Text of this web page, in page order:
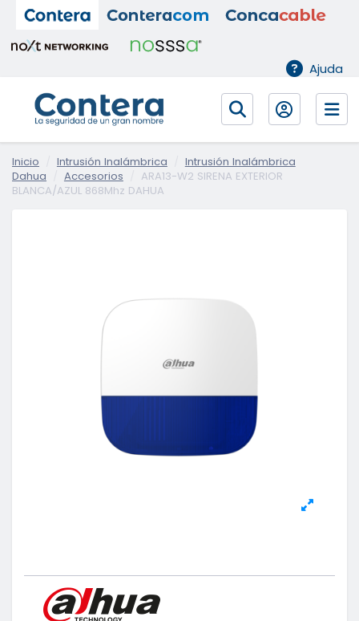
Ajuda
Inicio Intrusión Inalámbrica
Intrusión Inalámbrica
Dahua
Accesorios
ARA13-W2 SIRENA EXTERIOR
BLANCA/AZUL 868Mhz DAHUA